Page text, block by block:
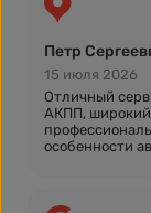
Петр
15 июля 2026
Отличный
АКПП, широкий
особенности